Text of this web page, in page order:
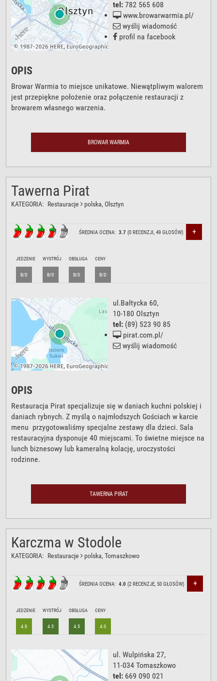
tel: 782 565 608
www.browarwarmia.pl/
wyślij wiadomość
profil na facebook
OPIS
Browar Warmia to miejsce unikatowe. Niewątpliwym walorem
jest przepiękne położenie oraz połączenie restauracji z
browarem własnego warzenia.
BROWAR WARMIA
Tawerna Pirat
KATEGORIA: Restauracje polska, Olsztyn
ŚREDNIA OCENA:3.7 (0 RECENZJI,49 GŁOSÓW) +
JEDZENIE
B/D
WYSTRÓJ
B/D
OBSŁUGA
B/D
CENY
B/D
ul.Bałtycka 60,
10-180 Olsztyn
tel: (89) 523 90 85
pirat.com.pl/
wyślij wiadomość
OPIS
Restauracja Pirat specjalizuje się w daniach kuchni polskiej i
daniach rybnych. Z myślą o najmłodszych Gościach w karcie
menu przygotowaliśmy specjalne zestawy dla dzieci. Sala
restauracyjna dysponuje 40 miejscami. To świetne miejsce na
lunch biznesowy lub kameralną kolację, uroczystości
rodzinne.
TAWERNA PIRAT
Karczma w Stodole
KATEGORIA: Restauracje polska, Tomaszkowo
ŚREDNIA OCENA:4.0 (2 RECENZJE, 50 GŁOSÓW) +
JEDZENIE
4.0
WYSTRÓJ
4.5
OBSŁUGA
4.5
CENY
4.0
ul. Wulpińska 27,
11-034 Tomaszkowo
tel: 669 090 021